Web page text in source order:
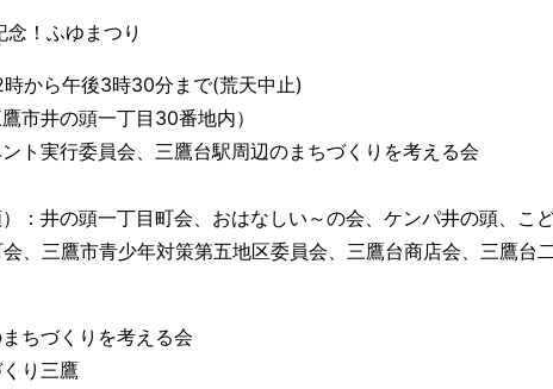
！ふゆまつり
から午後3時30分まで(荒天中止)
市井の頭一丁目30番地内）
ト実行委員会、三鷹台駅周辺のまちづくりを考える会
：井の頭一丁目町会、おはなしい～の会、ケンパ井の頭、こ
、三鷹市青少年対策第五地区委員会、三鷹台商店会、三鷹台
ちづくりを考える会
三鷹